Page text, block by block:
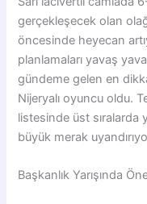
gerçekleşecek olan
öncesinde heyecan
planlamaları yavaş
gündeme gelen en
Nijeryalı oyuncu oldu.
listesinde üst sıralarda
büyük merak
Başkanlık Yarışında